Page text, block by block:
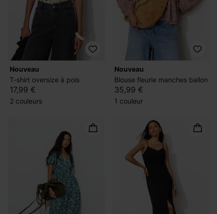
nouveau
T-shirt oversize à pois
17,99 €
2 couleurs
nouveau
Blouse fleurie manches ballon
35,99 €
1 couleur